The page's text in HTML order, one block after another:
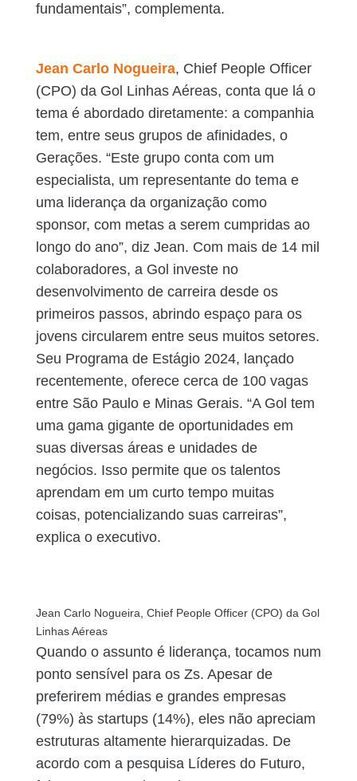
fundamentais”, complementa.
Jean Carlo Nogueira, Chief People Officer
(CPO) da Gol Linhas Aéreas, conta que lá o
tema é abordado diretamente: a companhia
tem, entre seus grupos de afinidades, o
Gerações. “Este grupo conta com um
especialista, um representante do tema e
uma liderança da organização como
sponsor, com metas a serem cumpridas ao
longo do ano”, diz Jean. Com mais de 14 mil
colaboradores, a Gol investe no
desenvolvimento de carreira desde os
primeiros passos, abrindo espaço para os
jovens circularem entre seus muitos setores.
Seu Programa de Estágio 2024, lançado
recentemente, oferece cerca de 100 vagas
entre São Paulo e Minas Gerais. “A Gol tem
uma gama gigante de oportunidades em
suas diversas áreas e unidades de
negócios. Isso permite que os talentos
aprendam em um curto tempo muitas
coisas, potencializando suas carreiras”,
explica o executivo.
Jean Carlo Nogueira, Chief People Officer (CPO) da Gol
Linhas Aéreas
Quando o assunto é liderança, tocamos num
ponto sensível para os Zs. Apesar de
preferirem médias e grandes empresas
(79%) às startups (14%), eles não apreciam
estruturas altamente hierarquizadas. De
acordo com a pesquisa Líderes do Futuro,